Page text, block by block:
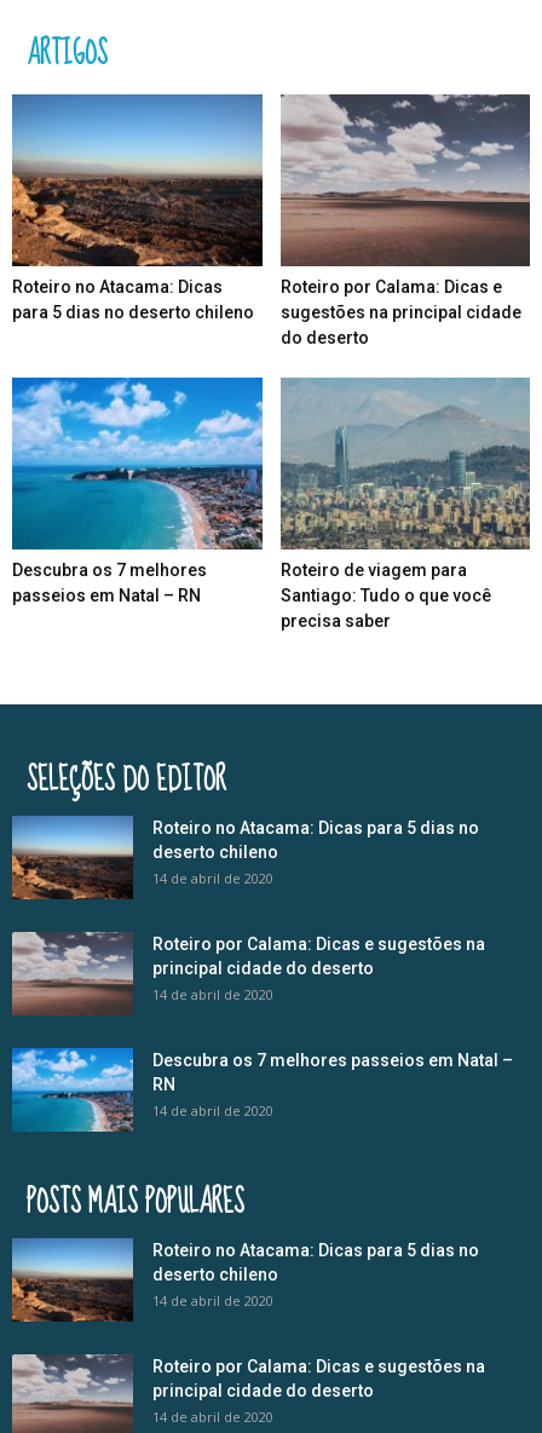
ARTIGOS
Roteiro no Atacama: Dicas
para 5 dias no deserto chileno
Roteiro por Calama: Dicas e
sugestões na principal cidade
do deserto
Descubra os 7 melhores
passeios em Natal – RN
Roteiro de viagem para
Santiago: Tudo o que você
precisa saber
SELEÇÕES DO EDITOR
Roteiro no Atacama: Dicas para 5 dias no
deserto chileno
14 de abril de 2020
Roteiro por Calama: Dicas e sugestões na
principal cidade do deserto
14 de abril de 2020
Descubra os 7 melhores passeios em Natal –
RN
14 de abril de 2020
POSTS MAIS POPULARES
Roteiro no Atacama: Dicas para 5 dias no
deserto chileno
14 de abril de 2020
Roteiro por Calama: Dicas e sugestões na
principal cidade do deserto
14 de abril de 2020